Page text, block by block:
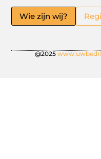
Wie zijn wij?
@2025